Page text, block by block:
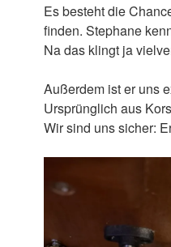
Es besteht die
finden. Stephane
Na das klingt ja
Außerdem ist er uns
Ursprünglich aus
Wir sind uns sicher: